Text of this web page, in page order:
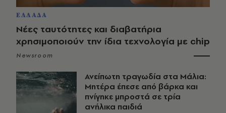
ΕΛΛΑΔΑ
Νέες ταυτότητες και διαβατήρια
χρησιμοποιούν την ίδια τεχνολογία με chip
Newsroom
Ανείπωτη τραγωδία στα Μάλια:
Μητέρα έπεσε από βάρκα και
πνίγηκε μπροστά σε τρία
ανήλικα παιδιά